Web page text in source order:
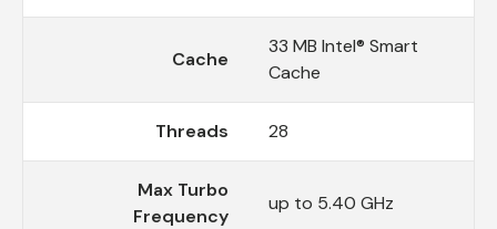
Cache
33 MB Intel® Smart
Cache
Threads 28
Max Turbo
Frequency
up to 5.40 GHz